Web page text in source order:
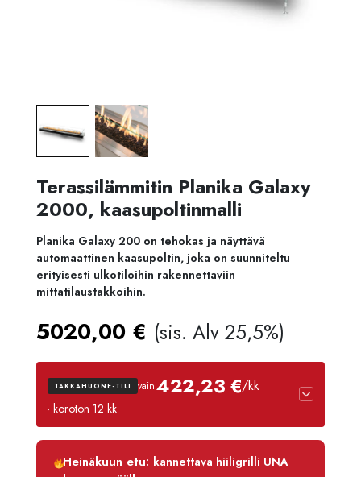
Terassilämmitin Planika Galaxy
2000, kaasupoltinmalli
Planika Galaxy 200 on tehokas ja näyttävä
automaattinen kaasupoltin, joka on suunniteltu
erityisesti ulkotiloihin rakennettaviin
mittatilaustakkoihin.
5020,00 € (sis. Alv 25,5%)
TAKKAHUONE-TILI vain422,23 €/kk
· koroton 12 kk
Luottoaika
12 kk
Heinäkuun etu: kannettava hiiligrilli UNA